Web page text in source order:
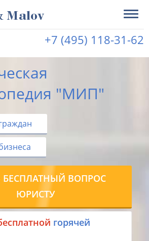
Malov
+7 (495) 118-31-62
"МИП"
БЕСПЛАТНЫЙ ВОПРОС
ЮРИСТУ
горячей